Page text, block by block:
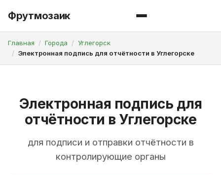
Фрутмозаик
Главная Города
Углегорск
Электронная подпись для отчётности в Углегорске
Электронная подпись для
отчётности в Углегорске
для подписи и отправки отчётности в
контролирующие органы